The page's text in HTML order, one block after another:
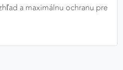
a maximálnu ochranu pre